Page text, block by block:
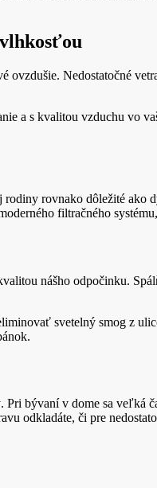
ovzdušie. Nedostatočné
a s kvalitou vzduchu vo
rovnako dôležité
filtračného
nášho odpočinku.
svetelný smog z
bývaní v dome sa veľká
odkladáte, či pre